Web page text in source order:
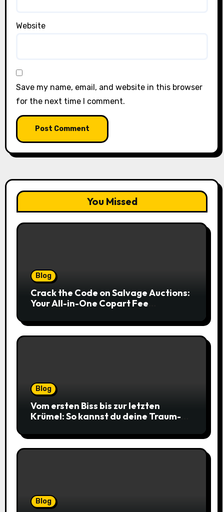
Website
Save my name, email, and website in this browser
for the next time I comment.
You Missed
Blog
Crack the Code on Salvage Auctions:
Your All-in-One Copart Fee
Blog
Vom ersten Biss bis zur letzten
Krümel: So kannst du deine Traum-
Blog